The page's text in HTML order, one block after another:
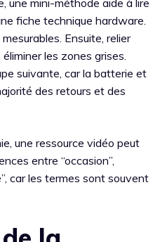
une mini-méthode aide à lire
fiche technique hardware.
Ensuite, relier
les zones grises.
suivante, car la batterie et
des retours et des
une ressource vidéo peut
entre “occasion”,
car les termes sont souvent